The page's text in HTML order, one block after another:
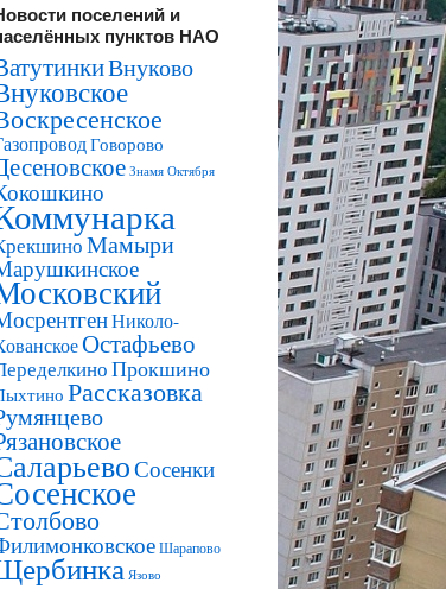
поселений и
пунктов НАО
Внуково
Говорово
Знамя Октября
Мамыри
Николо-
Остафьево
Прокшино
Рассказовка
Сосенки
Шарапово
Язово